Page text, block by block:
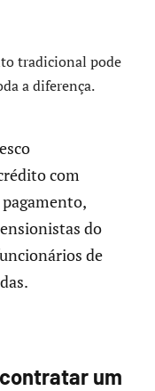
tradicional pode
a diferença.
com
do
de
um